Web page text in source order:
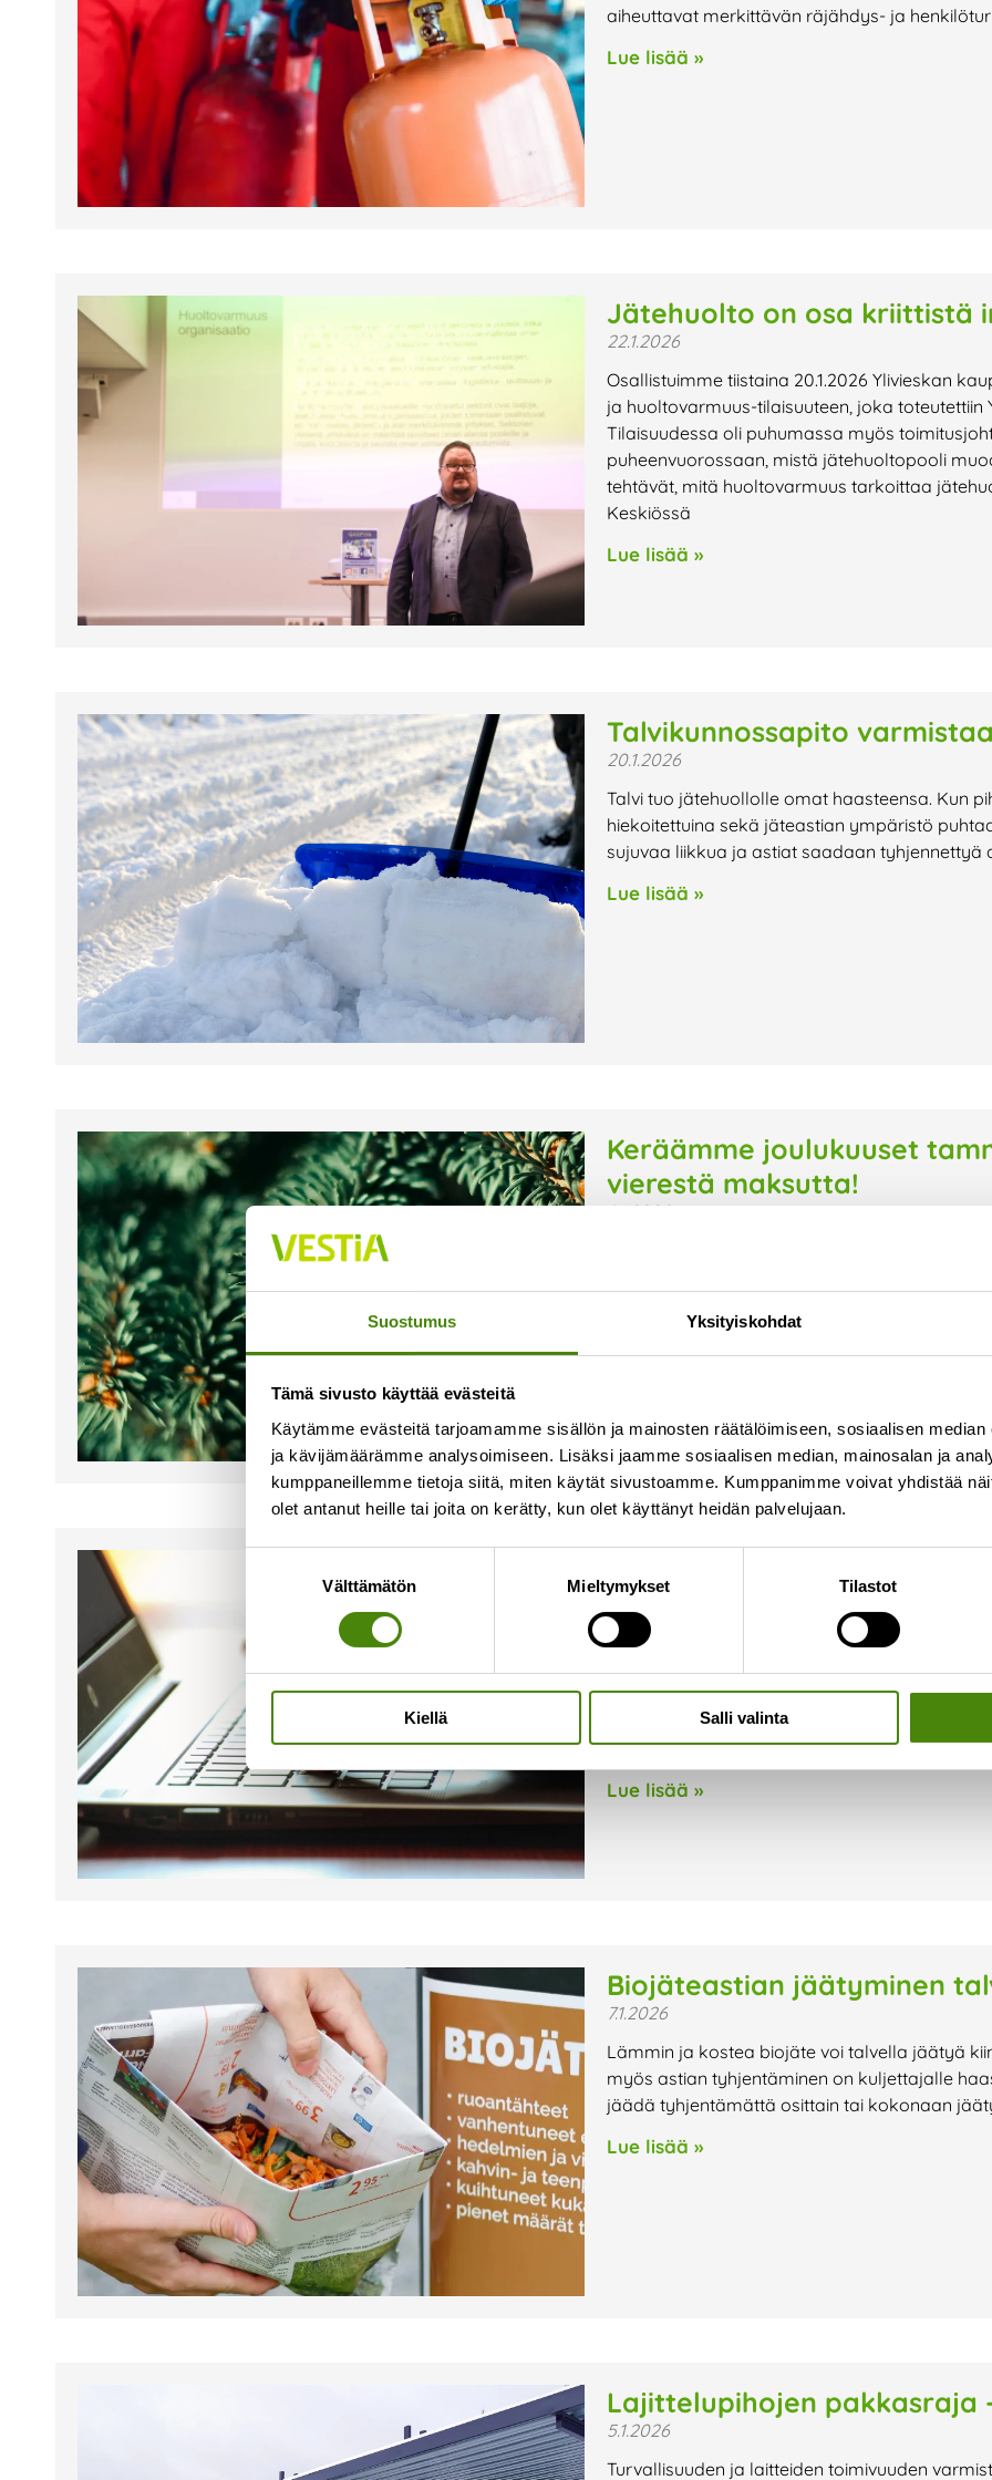
Suostumus Yksityiskohdat
Tämä sivusto käyttää evästeitä
Käytämme evästeitä tarjoamamme sisällön ja mainosten räätälöimiseen, sosiaalisen
ja kävijämäärämme analysoimiseen. Lisäksi jaamme sosiaalisen median, mainosalan ja
kumppaneillemme tietoja siitä, miten käytät sivustoamme. Kumppanimme voivat yhdistää
olet antanut heille tai joita on kerätty, kun olet käyttänyt heidän palvelujaan.
Välttämätön Mieltymykset Tilastot
Kiellä Salli valinta
tapahtumat.
aiheuttavat merkittävän räjähdys- ja
Lue lisää »
Jätehuolto on osa kriittistä
22.1.2026
Osallistuimme tiistaina 20.1.2026 Ylivieskan
ja huoltovarmuus-tilaisuuteen, joka
Tilaisuudessa oli puhumassa myös
puheenvuorossaan, mistä jätehuoltopooli
tehtävät, mitä huoltovarmuus tarkoittaa
Keskiössä
Lue lisää »
Talvikunnossapito
20.1.2026
Talvi tuo jätehuollolle omat haasteensa. Kun
hiekoitettuina sekä jäteastian ympäristö
sujuvaa liikkua ja astiat saadaan
Lue lisää »
Keräämme joulukuuset
vierestä maksutta!
8.1.2026
helmi-maaliskuussa
8.1.2026
Vapaa-ajan kiinteistöjen perusmaksu
aikana. Laskutusajankohta on aiemmin ollut
koska suurin osa vapaa-ajan kiinteistöjen
Uusi laskutusajankohta vähentää
Lue lisää »
Biojäteastian jäätyminen
7.1.2026
Lämmin ja kostea biojäte voi talvella jäätyä
myös astian tyhjentäminen on kuljettajalle
jäädä tyhjentämättä osittain tai kokonaan
Lue lisää »
Lajittelupihojen pakkasraja -
5.1.2026
Turvallisuuden ja laitteiden toimivuuden